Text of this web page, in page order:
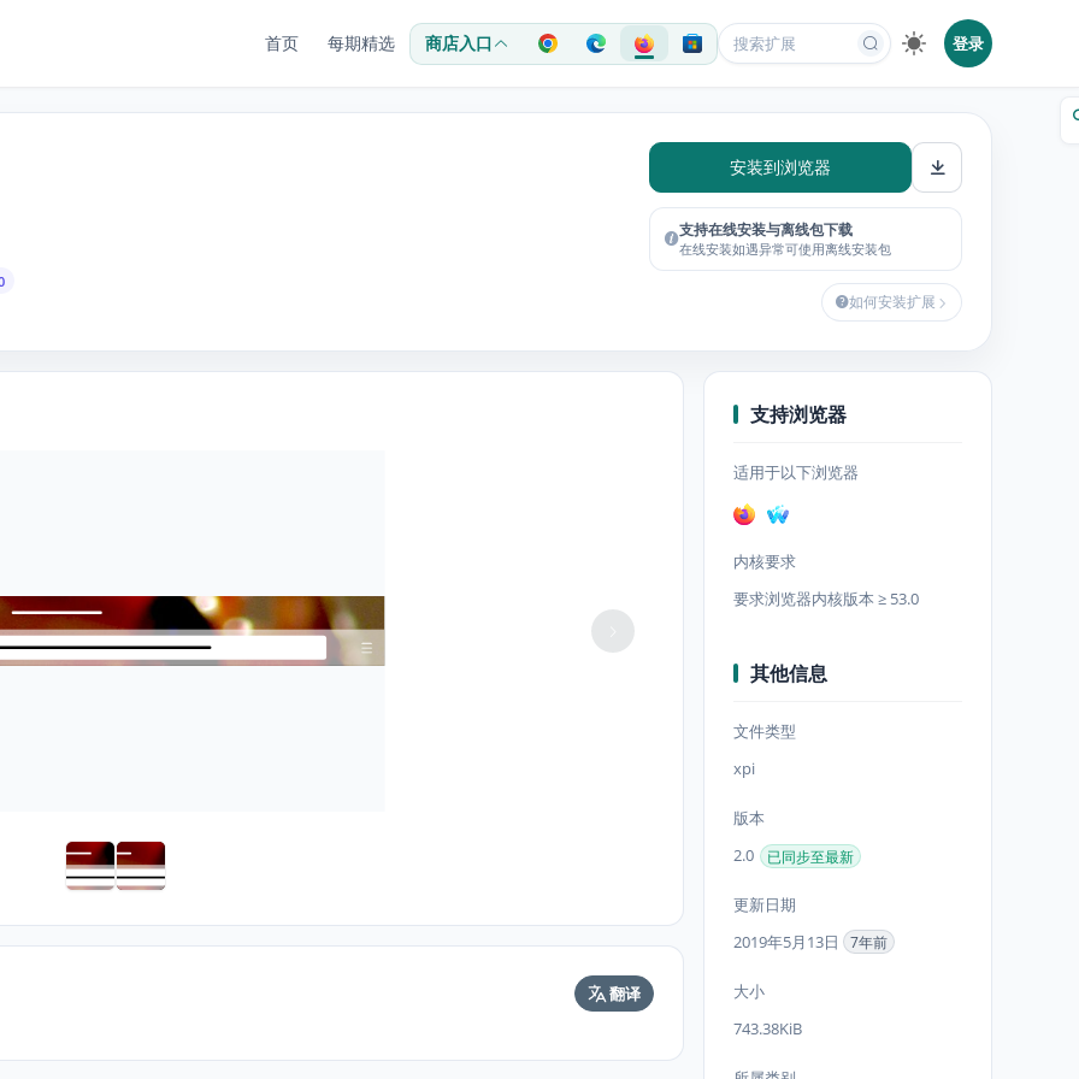
首页 每期精选 商店入口 登录
安装到浏览器
支持在线安装与离线包下载
在线安装如遇异常可使用离线安装包
如何安装扩展
翻译
支持浏览器
适用于以下浏览器
内核要求
要求浏览器内核版本 ≥ 53.0
其他信息
文件类型
xpi
版本
2.0
已同步至最新
更新日期
2019年5月13日
7年前
大小
743.38KiB